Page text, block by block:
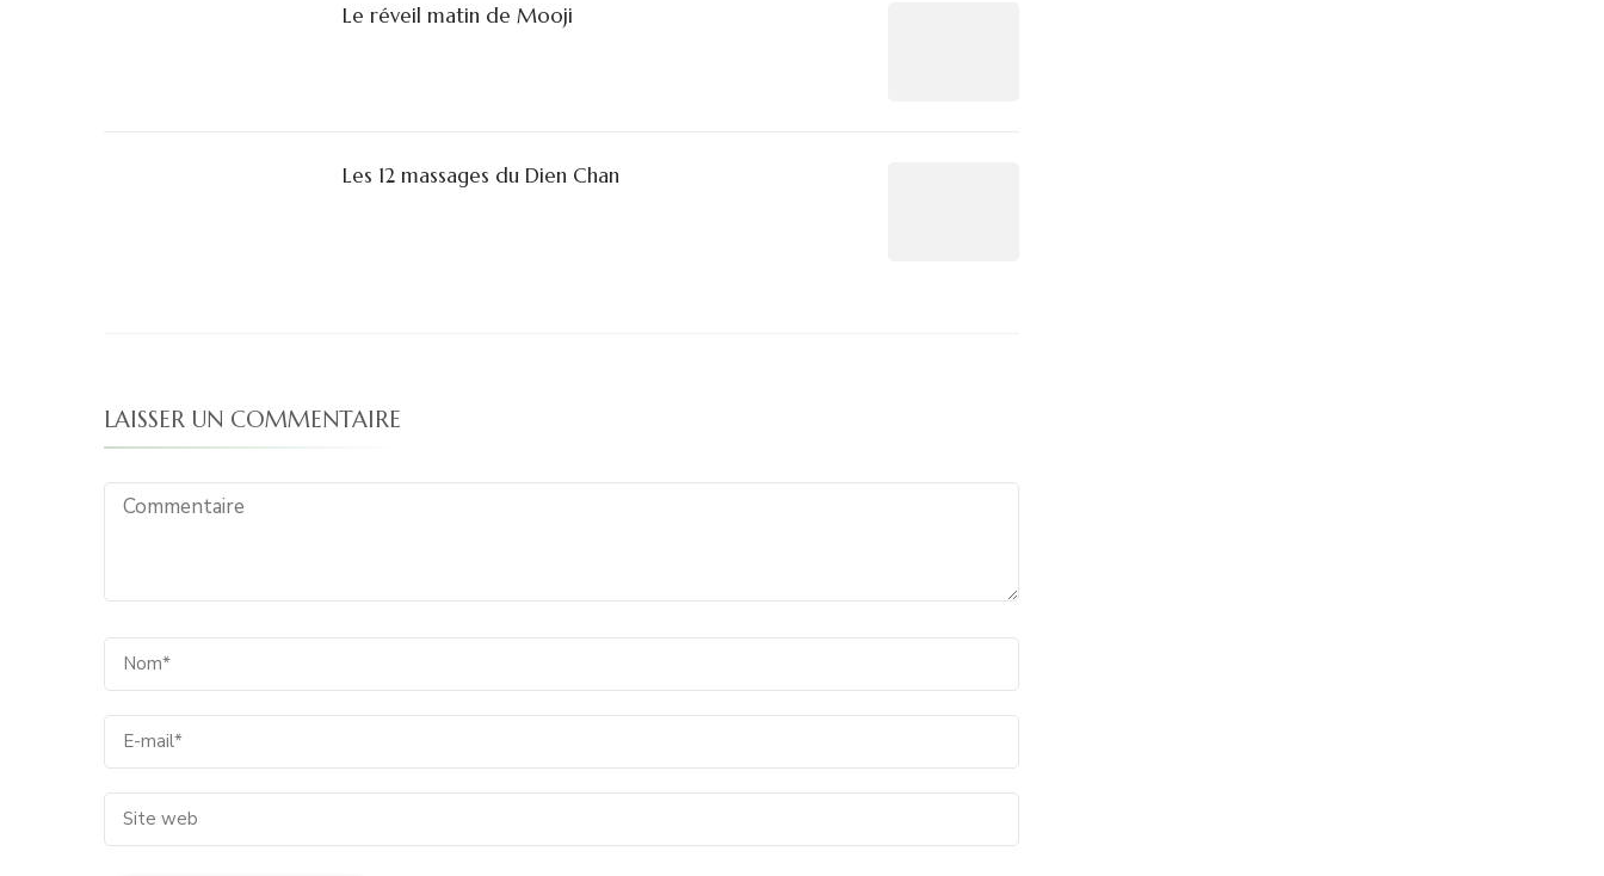
Le réveil matin de Mooji
Les 12 massages du Dien Chan
LAISSER UN COMMENTAIRE